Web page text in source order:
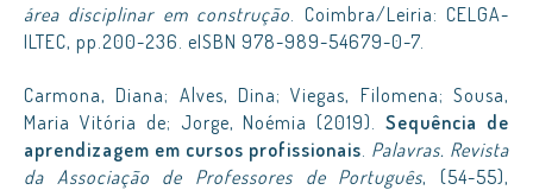
área disciplinar em construção. Coimbra/Leiria: CELGA-
ILTEC, pp.200-236. eISBN 978-989-54679-0-7.
Carmona, Diana; Alves, Dina; Viegas, Filomena; Sousa,
Maria Vitória de; Jorge, Noémia (2019).Sequência de
aprendizagem em cursos profissionais. Palavras. Revista
da Associação de Professores de Português, (54-55),